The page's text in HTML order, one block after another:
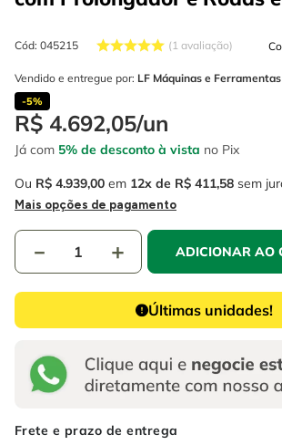
Cód: 045215 1 avaliação
Vendido e entregue por: LF Máquinas e Ferramentas
-5%
R$ 4.692,05/un
Já com 5% de desconto à vista no Pix
Ou R$ 4.939,00 em 12 R$ 411,58 sem
Mais opções de pagamento
＋
－ ADICIONAR AO
Últimas unidades!
6º fio
7º serra copo
8º chave impacto
9 cabo flexivel
10º disco corte
º escada
º serra circular
º fio
º serra copo
º chave impacto
º cabo flexivel